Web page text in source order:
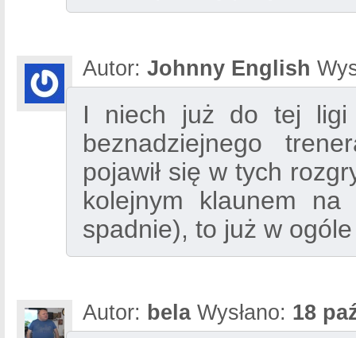
Autor: Johnny English
I niech już do tej ligi
beznadziejnego
pojawił się w tych
kolejnym klaunem
spadnie), to już w
Autor: belaWysłano: 18